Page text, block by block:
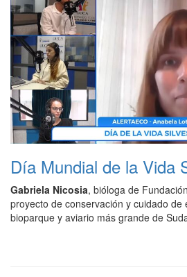
Día Mundial de la Vida
Gabriela Nicosia, bióloga de
proyecto de conservación y cuidado de
bioparque y aviario más grande de